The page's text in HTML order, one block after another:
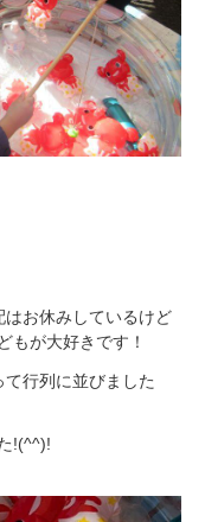
お休みしているけど
もが大好きです！
行列に並びました
!(^^)!